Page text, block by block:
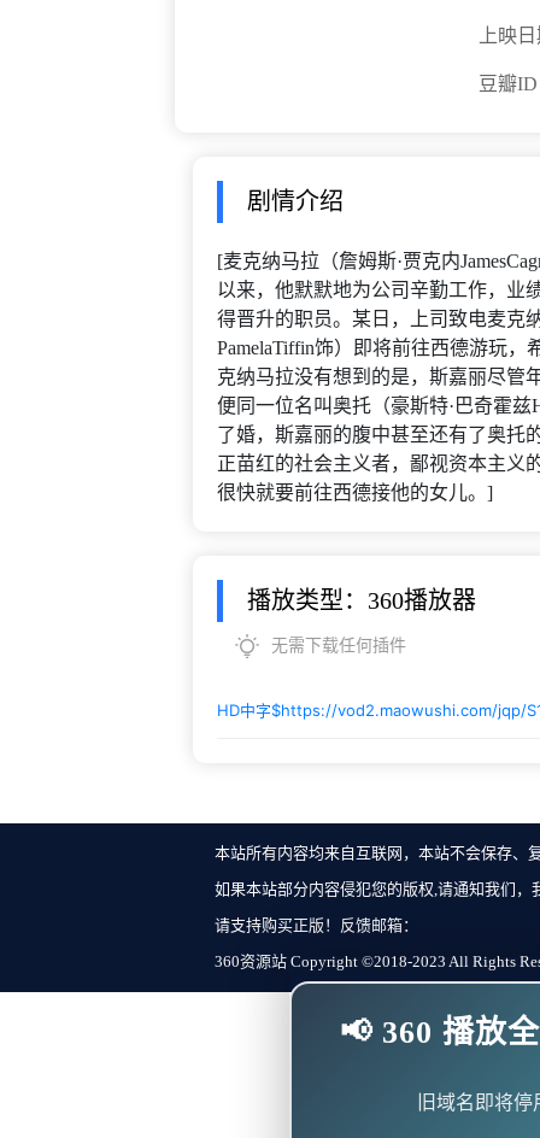
上映
豆瓣
剧情介绍
[麦克纳马拉（詹姆斯·贾克内
以来，他默默地为公司辛勤工作，业
得晋升的职员。某日，上司致电麦克
PamelaTiffin饰）即将前往西德游玩
克纳马拉没有想到的是，斯嘉丽尽管
便同一位名叫奥托（豪斯特·巴奇霍
了婚，斯嘉丽的腹中甚至还有了奥托
正苗红的社会主义者，鄙视资本主义
很快就要前往西德接他的女儿。]
播放类型：360播放器
无需下载任何插件
HD中字$https://vod2.maowushi.com/jqp/
本站所有内容均来自互联网，本站不会保存、
如果本站部分内容侵犯您的版权,请通知我们
请支持购买正版！反馈邮箱：
360资源站 Copyright ©2018-2023 All Rights
📢 360 播放
旧域名即将